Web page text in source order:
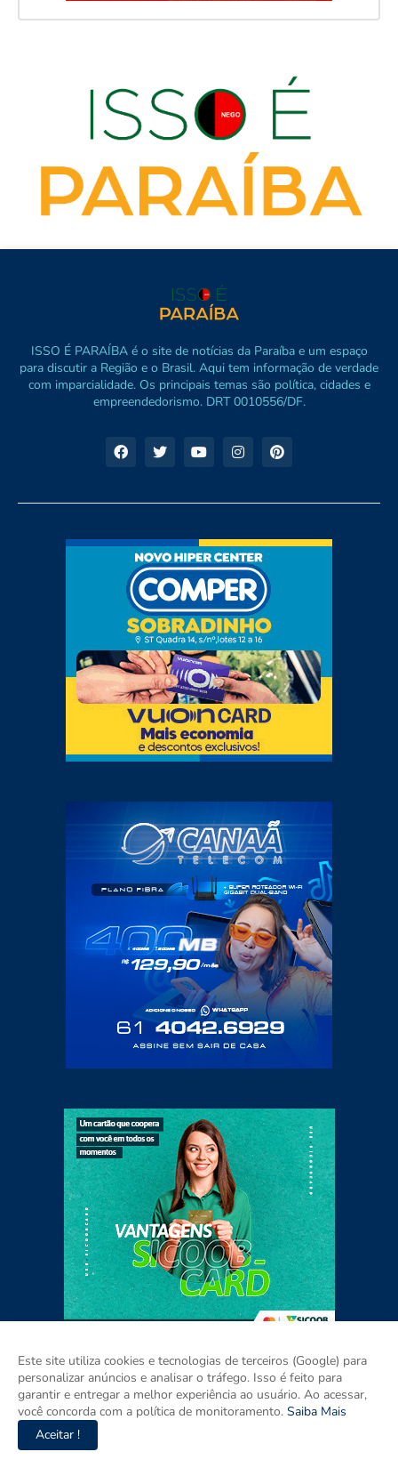
ISSO É PARAÍBA é o site de notícias da Paraíba e um espaço
para discutir a Região e o Brasil. Aqui tem informação de verdade
com imparcialidade. Os principais temas são política, cidades e
empreendedorismo. DRT 0010556/DF.
Home Sobre Contato Mídia Kit
Este site utiliza cookies e tecnologias de terceiros (Google) para
personalizar anúncios e analisar o tráfego. Isso é feito para
garantir e entregar a melhor experiência ao usuário. Ao acessar,
você concorda com a política de monitoramento. Saiba Mais
Aceitar !